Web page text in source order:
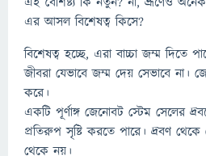
এর আসল বিশেষত্ব কিসে?
বিশেষত্ব হচ্ছে, এরা বাচ্চা জম্ম দিতে
জীবরা যেভাবে জম্ম দেয় সেভাবে না।
করে।
একটি পূর্ণাঙ্গ জেনোবট স্টেম সেলের
প্রতিরুপ সৃষ্টি করতে পারে। দ্রবণ
থেকে নয়।